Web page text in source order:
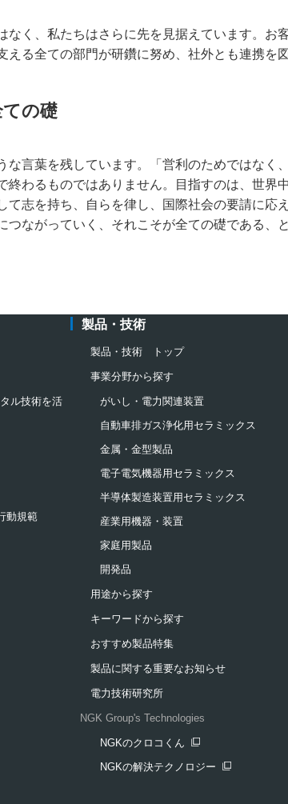
なく、私たちはさらに先を見据えています。お
える全ての部門が研鑽に努め、社外とも連携を
の礎
な言葉を残しています。「営利のためではなく
終わるものではありません。目指すのは、世界
て志を持ち、自らを律し、国際社会の要請に応
つながっていく、それこそが全ての礎である、
ル技術を活
動規範
製品・技術
製品・技術 トップ
事業分野から探す
がいし・電力関連装置
自動車排ガス浄化用セラミックス
金属・金型製品
電子電気機器用セラミックス
半導体製造装置用セラミックス
産業用機器・装置
家庭用製品
開発品
用途から探す
キーワードから探す
おすすめ製品特集
製品に関する重要なお知らせ
電力技術研究所
NGK Group's Technologies
NGKのクロコくん
NGKの解決テクノロジー